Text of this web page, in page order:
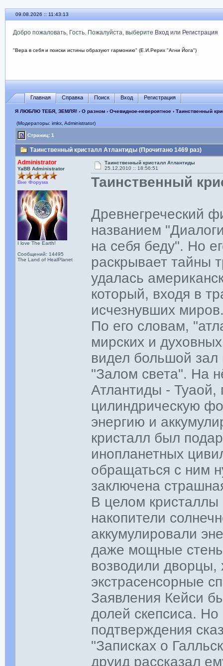
09.08.2026 :: 11:43:13
Добро пожаловать, Гость. Пожалуйста, выберите Входили Регистрация
"Вера в себя и поиски истины образуют гармонию" (Е.И.Рерих "Агни Йога")
Главная Справка Поиск Вход Регистрация
Я ЛЮБЛЮ ТЕБЯ, ЗЕМЛЯ!› О разном› Очевидное-невероятное› Таинственный
(Модераторы: imkx, Administrator)
Страниц: 1
Таинственный кристалл Атлантиды (Прочитано 1469 раз)
Administrator
YaBB Administrator
Вне Форума
I love The Earth!
Сообщений: 14495
The Land of HealPlanet
Таинственный кристалл Атлантиды
25.12.2010 :: 18:56:51
Таинственный
Древнегреческий
названием
на себя беду". Но
раскрывает тайны
удалась
который, входя в
исчезнувших
По его словам,
мирских и
видел большой
"Залом света". На
Атлантиды -
цилиндрическую
энергию и
кристалл был
инопланетных
обращаться с ним
заключена
В целом
накопители
аккумулировали
даже мощные
возводили
экстрасенсорные
Заявления Кейси
долей скепсиса.
подтверждения
"Записках о
друид рассказал